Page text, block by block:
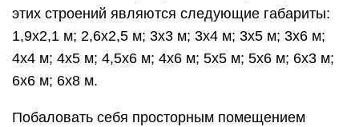
этих строений являются следующие габариты:
1,9х2,1 м; 2,6х2,5 м; 3х3 м; 3х4 м; 3х5 м; 3х6 м;
4х4 м; 4х5 м; 4,5х6 м; 4х6 м; 5х5 м; 5х6 м; 6х3 м;
6х6 м; 6х8 м.
Побаловать себя просторным помещением